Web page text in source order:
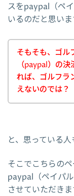
スをpaypal（ペ
いるのだと思いま
そもそも、ゴル
（paypal）の
れば、ゴルフラ
えないのでは？
と、思っている
そこでこちらの
paypal（ペイパ
させていただきま